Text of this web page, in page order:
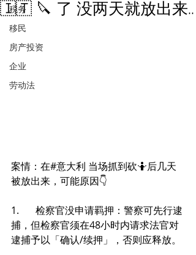
税务
移民
房产投资
企业
劳动法
🇮🇹 🔪 了 没两天就放出来..
案情：在#意大利 当场抓到砍🤷后几天
被放出来，可能原因👇
1.	检察官没申请羁押：警察可先行逮
捕，但检察官须在48小时内请求法官对
逮捕予以「确认/续押」，否则应释放。